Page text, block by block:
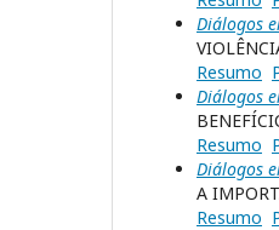
Diálogos
Resumo
Diálogos
Resumo
Diálogos
A
Resumo